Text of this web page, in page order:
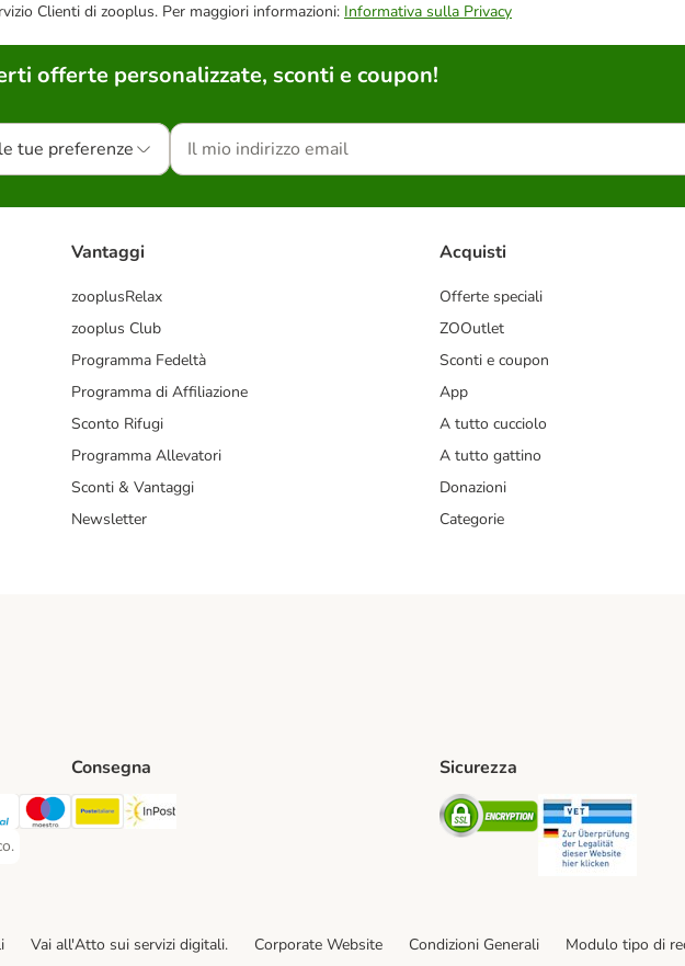
Clienti di zooplus. Per maggiori informazioni: Informativa sulla Privacy
offerte personalizzate, sconti e coupon!
tue preferenze
Vantaggi
zooplusRelax
zooplus Club
Programma Fedeltà
Programma di Affiliazione
Sconto Rifugi
Programma Allevatori
Sconti & Vantaggi
Newsletter
Acquisti
Offerte speciali
ZOOutlet
Sconti e coupon
App
A tutto cucciolo
A tutto gattino
Donazioni
Categorie
Payment Method
Payment Method
Payment Method
PayPal. Payment Method
Paga con Maestro. Payment Method
Payment Method
Consegna
Poste Italiane. Shipping Method
Sicurezza
Security
Vai all'Atto sui servizi digitali. Corporate Website Condizioni Generali Modulo tipo di